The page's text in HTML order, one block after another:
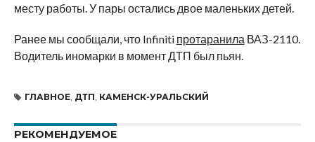
месту работы. У пары остались двое маленьких детей.
Ранее мы сообщали, что Infiniti протаранила ВАЗ-2110.
Водитель иномарки в момент ДТП был пьян.
ГЛАВНОЕ, ДТП КАМЕНСК-УРАЛЬСКИЙ
РЕКОМЕНДУЕМОЕ